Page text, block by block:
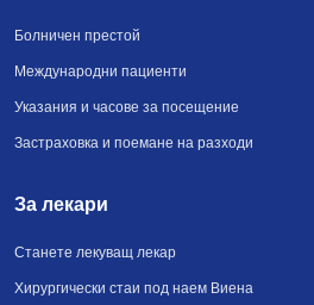
Болничен престой
Международни пациенти
Указания и часове за посещение
Застраховка и поемане на разходи
За лекари
Станете лекуващ лекар
Хирургически стаи под наем Виена